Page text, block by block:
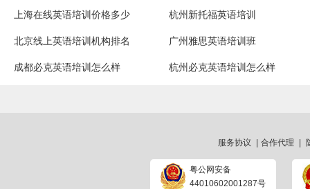
上海在线英语培训价格多少 杭州新托福英语培训
北京线上英语培训机构排名 广州雅思英语培训班
成都必克英语培训怎么样 杭州必克英语培训怎么样
服务协议 合作代理
粤公网安备
44010602001287号